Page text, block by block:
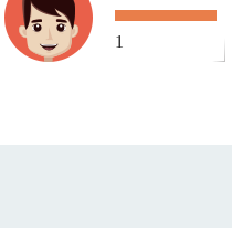
1